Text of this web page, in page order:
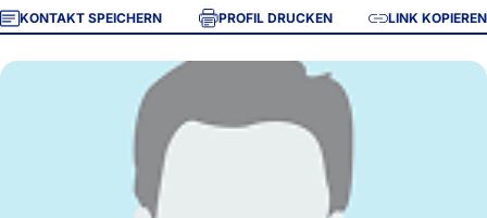
KONTAKT SPEICHERN PROFIL DRUCKEN LINK KOPIEREN